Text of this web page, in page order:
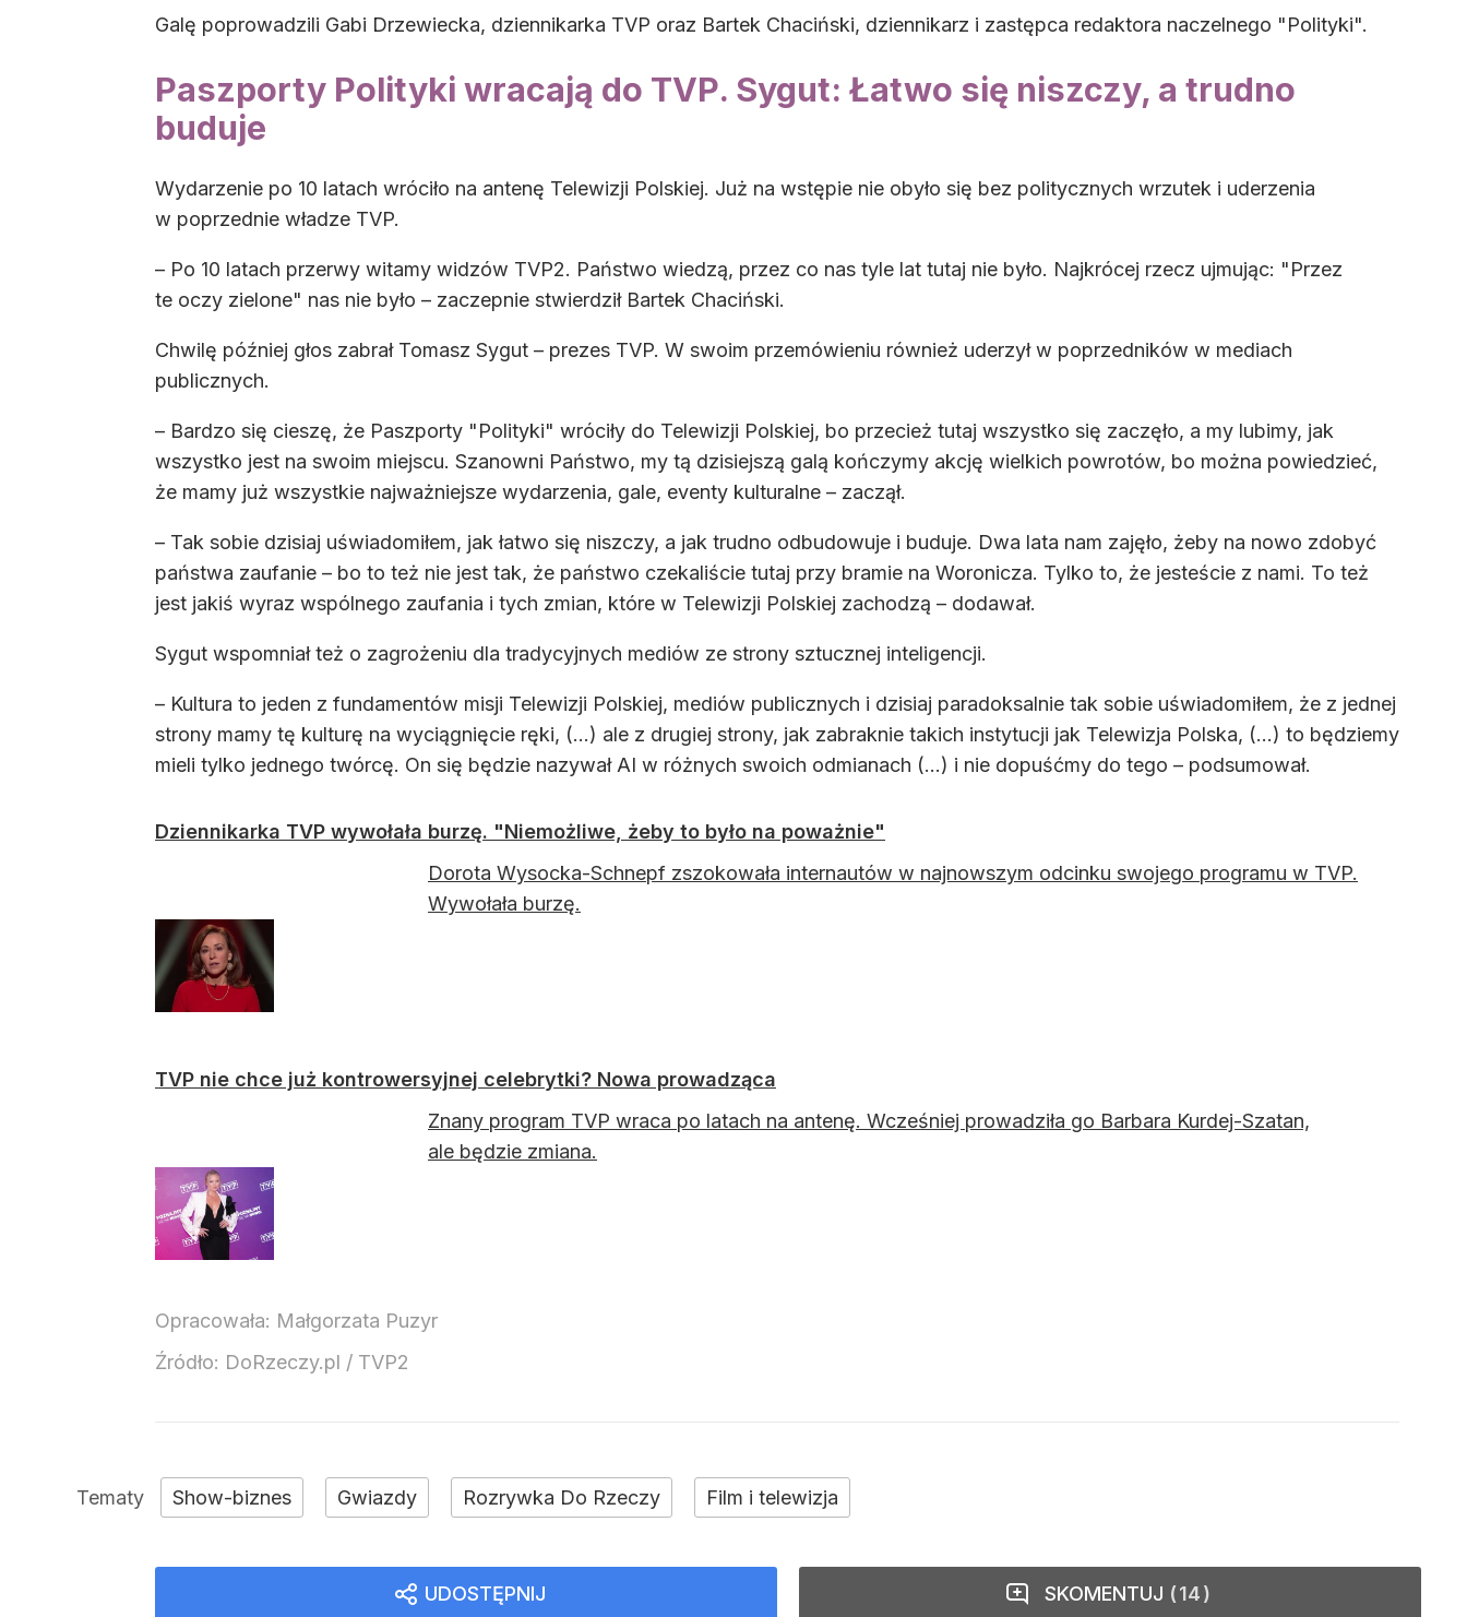
Galę poprowadzili Gabi Drzewiecka, dziennikarka TVP oraz Bartek Chaciński, dziennikarz i zastępca redaktora naczelnego "Polityki".
Paszporty Polityki wracają do TVP. Sygut: Łatwo się niszczy, a trudno
buduje
Wydarzenie po 10 latach wróciło na antenę Telewizji Polskiej. Już na wstępie nie obyło się bez politycznych wrzutek i uderzenia
w poprzednie władze TVP.
– Po 10 latach przerwy witamy widzów TVP2. Państwo wiedzą, przez co nas tyle lat tutaj nie było. Najkrócej rzecz ujmując: "Przez
te oczy zielone" nas nie było – zaczepnie stwierdził Bartek Chaciński.
Chwilę później głos zabrał Tomasz Sygut – prezes TVP. W swoim przemówieniu również uderzył w poprzedników w mediach
publicznych.
– Bardzo się cieszę, że Paszporty "Polityki" wróciły do Telewizji Polskiej, bo przecież tutaj wszystko się zaczęło, a my lubimy, jak
wszystko jest na swoim miejscu. Szanowni Państwo, my tą dzisiejszą galą kończymy akcję wielkich powrotów, bo można powiedzieć,
że mamy już wszystkie najważniejsze wydarzenia, gale, eventy kulturalne – zaczął.
– Tak sobie dzisiaj uświadomiłem, jak łatwo się niszczy, a jak trudno odbudowuje i buduje. Dwa lata nam zajęło, żeby na nowo zdobyć
państwa zaufanie – bo to też nie jest tak, że państwo czekaliście tutaj przy bramie na Woronicza. Tylko to, że jesteście z nami. To też
jest jakiś wyraz wspólnego zaufania i tych zmian, które w Telewizji Polskiej zachodzą – dodawał.
Sygut wspomniał też o zagrożeniu dla tradycyjnych mediów ze strony sztucznej inteligencji.
– Kultura to jeden z fundamentów misji Telewizji Polskiej, mediów publicznych i dzisiaj paradoksalnie tak sobie uświadomiłem, że z jednej
strony mamy tę kulturę na wyciągnięcie ręki, (...) ale z drugiej strony, jak zabraknie takich instytucji jak Telewizja Polska, (...) to będziemy
mieli tylko jednego twórcę. On się będzie nazywał AI w różnych swoich odmianach (...) i nie dopuśćmy do tego – podsumował.
Dziennikarka TVP wywołała burzę. "Niemożliwe, żeby to było na poważnie"
Dorota Wysocka-Schnepf zszokowała internautów w najnowszym odcinku swojego programu w TVP.
Wywołała burzę.
TVP nie chce już kontrowersyjnej celebrytki? Nowa prowadząca
Znany program TVP wraca po latach na antenę. Wcześniej prowadziła go Barbara Kurdej-Szatan,
ale będzie zmiana.
Opracowała: Małgorzata Puzyr
Źródło: DoRzeczy.pl / TVP2
Show-biznes Gwiazdy Rozrywka Do Rzeczy Film i telewizja
UDOSTĘPNIJ SKOMENTUJ 14